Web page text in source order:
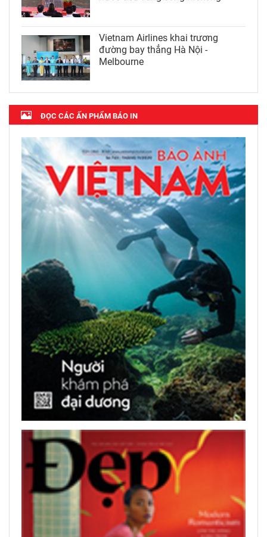
Vietnam Airlines khai trương
đường bay thẳng Hà Nội -
Melbourne
ĐỌC CÁC ẤN PHẨM BÁO IN